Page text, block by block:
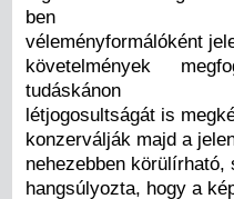
ben
véleményformálóként
követelmények
tudáskánon
létjogosultságát is
konzerválják majd a
nehezebben
hangsúlyozta, hogy a